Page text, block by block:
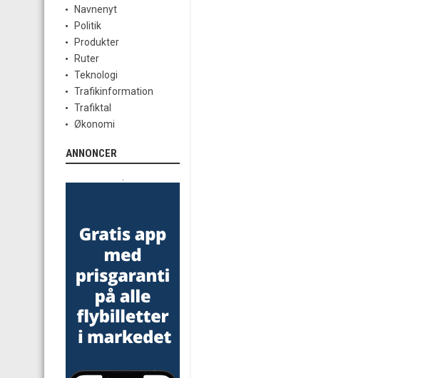
Navnenyt
Politik
Produkter
Ruter
Teknologi
Trafikinformation
Trafiktal
Økonomi
ANNONCER